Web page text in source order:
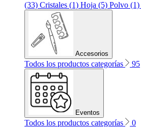
(33) Cristales (1) Hoja (5) Polvo (1)
Accesorios
Todos los productos categorías 95
Eventos
Todos los productos categorías
0